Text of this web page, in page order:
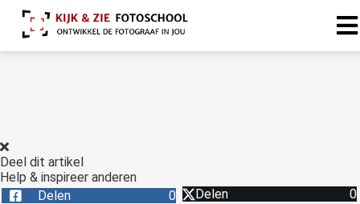
Deel dit artikel
Help & inspireer anderen
Delen
0 Delen 0